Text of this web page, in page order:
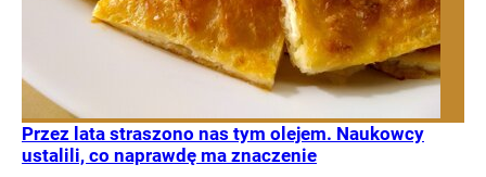
Przez lata straszono nas tym olejem. Naukowcy
ustalili, co naprawdę ma znaczenie